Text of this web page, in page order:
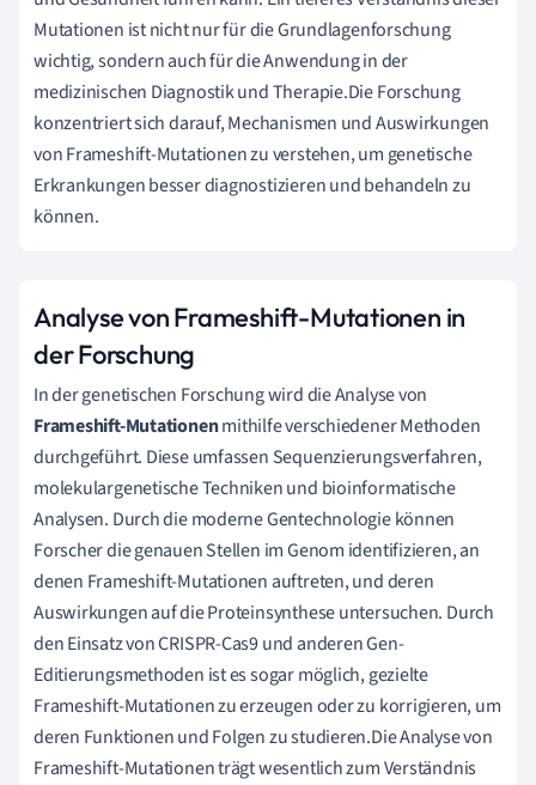
Mutationen ist nicht nur für die Grundlagenforschung
wichtig, sondern auch für die Anwendung in der
medizinischen Diagnostik und Therapie.Die Forschung
konzentriert sich darauf, Mechanismen und Auswirkungen
von Frameshift-Mutationen zu verstehen, um genetische
Erkrankungen besser diagnostizieren und behandeln zu
können.
Analyse von Frameshift-Mutationen in
der Forschung
In der genetischen Forschung wird die Analyse von
Frameshift-Mutationenmithilfe verschiedener Methoden
durchgeführt. Diese umfassen Sequenzierungsverfahren,
molekulargenetische Techniken und bioinformatische
Analysen. Durch die moderne Gentechnologie können
Forscher die genauen Stellen im Genom identifizieren, an
denen Frameshift-Mutationen auftreten, und deren
Auswirkungen auf die Proteinsynthese untersuchen. Durch
den Einsatz von CRISPR-Cas9 und anderen Gen-
Editierungsmethoden ist es sogar möglich, gezielte
Frameshift-Mutationen zu erzeugen oder zu korrigieren, um
deren Funktionen und Folgen zu studieren.Die Analyse von
Frameshift-Mutationen trägt wesentlich zum Verständnis